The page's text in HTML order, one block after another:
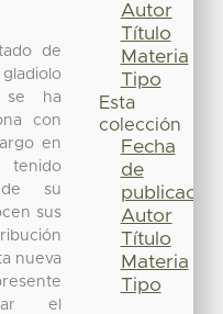
de
se ha
con
en
tenido
su
sus
nueva
el
Autor
Título
Materia
Tipo
Esta
colección
Fecha
de
publicación
Autor
Título
Materia
Tipo